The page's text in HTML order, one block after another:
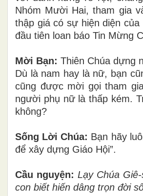
Nhóm Mười Hai, tham gia
thập giá có sự hiện diện
đầu tiên loan báo Tin Mừng
Mời Bạn: Thiên Chúa dựng
Dù là nam hay là nữ, bạn
cũng được mời gọi tham
người phụ nữ là thấp kém.
không?
Sống Lời Chúa: Bạn hãy
để xây dựng Giáo Hội”.
Cầu nguyện: Lạy Chúa
con biết hiến dâng trọn đời